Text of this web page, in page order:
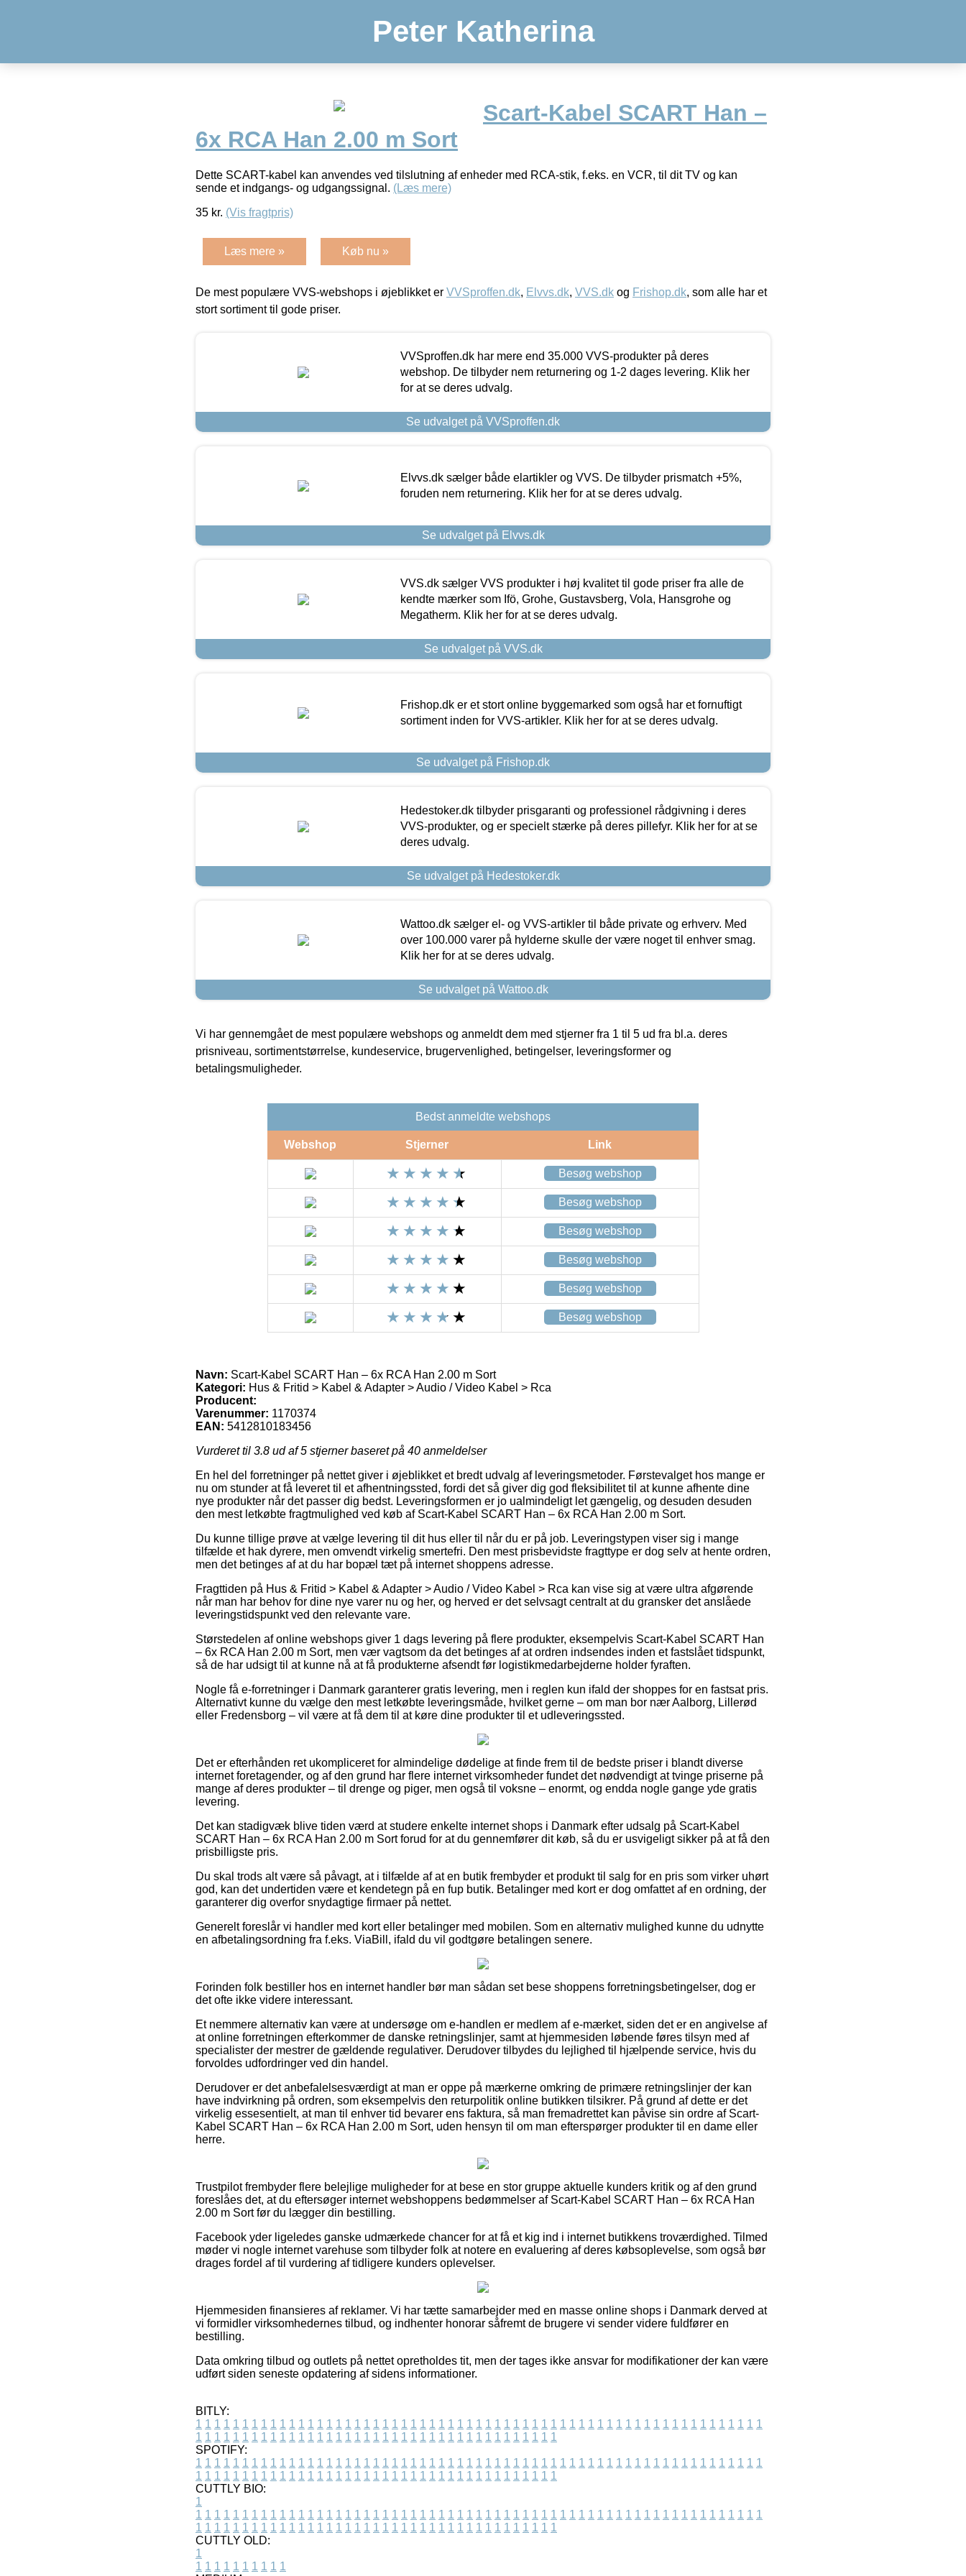
Peter Katherina
Scart-Kabel SCART Han –
6x RCA Han 2.00 m Sort
Dette SCART-kabel kan anvendes ved tilslutning af enheder med RCA-stik, f.eks. en VCR, til dit TV og kan
sende et indgangs- og udgangssignal. (Læs mere)
35 kr. (Vis fragtpris)
Læs mere » Køb nu »
De mest populære VVS-webshops i øjeblikket er VVSproffen.dk, Elvvs.dk, VVS.dk og Frishop.dk, som alle har et
stort sortiment til gode priser.
VVSproffen.dk har mere end 35.000 VVS-produkter på deres
webshop. De tilbyder nem returnering og 1-2 dages levering. Klik her
for at se deres udvalg.
Se udvalget på VVSproffen.dk
Elvvs.dk sælger både elartikler og VVS. De tilbyder prismatch +5%,
foruden nem returnering. Klik her for at se deres udvalg.
Se udvalget på Elvvs.dk
VVS.dk sælger VVS produkter i høj kvalitet til gode priser fra alle de
kendte mærker som Ifö, Grohe, Gustavsberg, Vola, Hansgrohe og
Megatherm. Klik her for at se deres udvalg.
Se udvalget på VVS.dk
Frishop.dk er et stort online byggemarked som også har et fornuftigt
sortiment inden for VVS-artikler. Klik her for at se deres udvalg.
Se udvalget på Frishop.dk
Hedestoker.dk tilbyder prisgaranti og professionel rådgivning i deres
VVS-produkter, og er specielt stærke på deres pillefyr. Klik her for at se
deres udvalg.
Se udvalget på Hedestoker.dk
Wattoo.dk sælger el- og VVS-artikler til både private og erhverv. Med
over 100.000 varer på hylderne skulle der være noget til enhver smag.
Klik her for at se deres udvalg.
Se udvalget på Wattoo.dk
Vi har gennemgået de mest populære webshops og anmeldt dem med stjerner fra 1 til 5 ud fra bl.a. deres
prisniveau, sortimentstørrelse, kundeservice, brugervenlighed, betingelser, leveringsformer og
betalingsmuligheder.
Bedst anmeldte webshops
Webshop Stjerner Link
Besøg webshop
Besøg webshop
Besøg webshop
Besøg webshop
Besøg webshop
Besøg webshop
Navn: Scart-Kabel SCART Han – 6x RCA Han 2.00 m Sort
Kategori: Hus & Fritid > Kabel & Adapter > Audio / Video Kabel > Rca
Producent:
Varenummer: 1170374
EAN: 5412810183456
Vurderet til 3.8 ud af 5 stjerner baseret på 40 anmeldelser
En hel del forretninger på nettet giver i øjeblikket et bredt udvalg af leveringsmetoder. Førstevalget hos mange er
nu om stunder at få leveret til et afhentningssted, fordi det så giver dig god fleksibilitet til at kunne afhente dine
nye produkter når det passer dig bedst. Leveringsformen er jo ualmindeligt let gængelig, og desuden desuden
den mest letkøbte fragtmulighed ved køb af Scart-Kabel SCART Han – 6x RCA Han 2.00 m Sort.
Du kunne tillige prøve at vælge levering til dit hus eller til når du er på job. Leveringstypen viser sig i mange
tilfælde et hak dyrere, men omvendt virkelig smertefri. Den mest prisbevidste fragttype er dog selv at hente ordren,
men det betinges af at du har bopæl tæt på internet shoppens adresse.
Fragttiden på Hus & Fritid > Kabel & Adapter > Audio / Video Kabel > Rca kan vise sig at være ultra afgørende
når man har behov for dine nye varer nu og her, og herved er det selvsagt centralt at du gransker det anslåede
leveringstidspunkt ved den relevante vare.
Størstedelen af online webshops giver 1 dags levering på flere produkter, eksempelvis Scart-Kabel SCART Han
– 6x RCA Han 2.00 m Sort, men vær vagtsom da det betinges af at ordren indsendes inden et fastslået tidspunkt,
så de har udsigt til at kunne nå at få produkterne afsendt før logistikmedarbejderne holder fyraften.
Nogle få e-forretninger i Danmark garanterer gratis levering, men i reglen kun ifald der shoppes for en fastsat pris.
Alternativt kunne du vælge den mest letkøbte leveringsmåde, hvilket gerne – om man bor nær Aalborg, Lillerød
eller Fredensborg – vil være at få dem til at køre dine produkter til et udleveringssted.
Det er efterhånden ret ukompliceret for almindelige dødelige at finde frem til de bedste priser i blandt diverse
internet foretagender, og af den grund har flere internet virksomheder fundet det nødvendigt at tvinge priserne på
mange af deres produkter – til drenge og piger, men også til voksne – enormt, og endda nogle gange yde gratis
levering.
Det kan stadigvæk blive tiden værd at studere enkelte internet shops i Danmark efter udsalg på Scart-Kabel
SCART Han – 6x RCA Han 2.00 m Sort forud for at du gennemfører dit køb, så du er usvigeligt sikker på at få den
prisbilligste pris.
Du skal trods alt være så påvagt, at i tilfælde af at en butik frembyder et produkt til salg for en pris som virker uhørt
god, kan det undertiden være et kendetegn på en fup butik. Betalinger med kort er dog omfattet af en ordning, der
garanterer dig overfor snydagtige firmaer på nettet.
Generelt foreslår vi handler med kort eller betalinger med mobilen. Som en alternativ mulighed kunne du udnytte
en afbetalingsordning fra f.eks. ViaBill, ifald du vil godtgøre betalingen senere.
Forinden folk bestiller hos en internet handler bør man sådan set bese shoppens forretningsbetingelser, dog er
det ofte ikke videre interessant.
Et nemmere alternativ kan være at undersøge om e-handlen er medlem af e-mærket, siden det er en angivelse af
at online forretningen efterkommer de danske retningslinjer, samt at hjemmesiden løbende føres tilsyn med af
specialister der mestrer de gældende regulativer. Derudover tilbydes du lejlighed til hjælpende service, hvis du
forvoldes udfordringer ved din handel.
Derudover er det anbefalelsesværdigt at man er oppe på mærkerne omkring de primære retningslinjer der kan
have indvirkning på ordren, som eksempelvis den returpolitik online butikken tilsikrer. På grund af dette er det
virkelig essesentielt, at man til enhver tid bevarer ens faktura, så man fremadrettet kan påvise sin ordre af Scart-
Kabel SCART Han – 6x RCA Han 2.00 m Sort, uden hensyn til om man efterspørger produkter til en dame eller
herre.
Trustpilot frembyder flere belejlige muligheder for at bese en stor gruppe aktuelle kunders kritik og af den grund
foreslåes det, at du eftersøger internet webshoppens bedømmelser af Scart-Kabel SCART Han – 6x RCA Han
2.00 m Sort før du lægger din bestilling.
Facebook yder ligeledes ganske udmærkede chancer for at få et kig ind i internet butikkens troværdighed. Tilmed
møder vi nogle internet varehuse som tilbyder folk at notere en evaluering af deres købsoplevelse, som også bør
drages fordel af til vurdering af tidligere kunders oplevelser.
Hjemmesiden finansieres af reklamer. Vi har tætte samarbejder med en masse online shops i Danmark derved at
vi formidler virksomhedernes tilbud, og indhenter honorar såfremt de brugere vi sender videre fuldfører en
bestilling.
Data omkring tilbud og outlets på nettet opretholdes tit, men der tages ikke ansvar for modifikationer der kan være
udført siden seneste opdatering af sidens informationer.
BITLY:
1 1 1 1 1 1 1 1 1 1 1 1 1 1 1 1 1 1 1 1 1 1 1 1 1 1 1 1 1 1 1 1 1 1 1 1 1 1 1 1 1 1 1 1 1 1 1 1 1 1 1 1 1 1 1 1 1 1 1 1 1
1 1 1 1 1 1 1 1 1 1 1 1 1 1 1 1 1 1 1 1 1 1 1 1 1 1 1 1 1 1 1 1 1 1 1 1 1 1 1
SPOTIFY:
1 1 1 1 1 1 1 1 1 1 1 1 1 1 1 1 1 1 1 1 1 1 1 1 1 1 1 1 1 1 1 1 1 1 1 1 1 1 1 1 1 1 1 1 1 1 1 1 1 1 1 1 1 1 1 1 1 1 1 1 1
1 1 1 1 1 1 1 1 1 1 1 1 1 1 1 1 1 1 1 1 1 1 1 1 1 1 1 1 1 1 1 1 1 1 1 1 1 1 1
CUTTLY BIO:
1
1 1 1 1 1 1 1 1 1 1 1 1 1 1 1 1 1 1 1 1 1 1 1 1 1 1 1 1 1 1 1 1 1 1 1 1 1 1 1 1 1 1 1 1 1 1 1 1 1 1 1 1 1 1 1 1 1 1 1 1 1
1 1 1 1 1 1 1 1 1 1 1 1 1 1 1 1 1 1 1 1 1 1 1 1 1 1 1 1 1 1 1 1 1 1 1 1 1 1 1
CUTTLY OLD:
1
1 1 1 1 1 1 1 1 1 1